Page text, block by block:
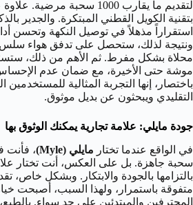
لتقديم ما يقارب 1000 سحبة
بتقنية الكويل القطني المبتكرة. والجدير
استقراراً مذهلاً في توصيل النكهة وتحسن
ونتيجة لذلك، ستحصل على تدفق هواء سلس
محلاة بشكل مفرط. ثم الأهم من ذلك،
موشة حتى الأخيرة، مع ضمان عدم
باختصار، إنها التجربة المثالية للمستخدمين
التقليدي ويبحثون عن بديل موثوق.
جودة مايلي: علامة تجارية يمكنك الوثوق بها
في الواقع عندما تختار مايلي (Myle)
، فأنت
سحبة جاهزة. بل على العكس، أنت تختار
بالتزامها بالجودة والابتكار. وبشكل خاص،
متفوقة باستمرار، ولهذا السبب، أصبحت